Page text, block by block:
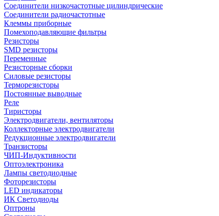
Соединители низкочастотные цилиндрические
Соединители радиочастотные
Клеммы приборные
Помехоподавляющие фильтры
Резисторы
SMD резисторы
Переменные
Резисторные сборки
Силовые резисторы
Терморезисторы
Постоянные выводные
Реле
Тиристоры
Электродвигатели, вентиляторы
Коллекторные электродвигатели
Редукционные электродвигатели
Транзисторы
ЧИП-Индуктивности
Оптоэлектроника
Лампы светодиодные
Фоторезисторы
LED индикаторы
ИК Светодиоды
Оптроны